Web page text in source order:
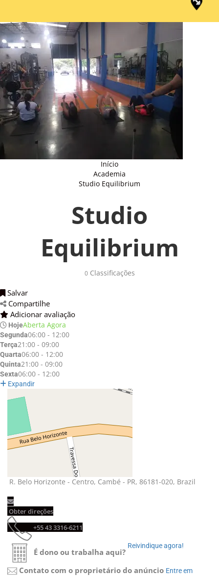
Início
Academia
Studio Equilibrium
Studio
Equilibrium
0Classificações
Salvar
Compartilhe
Adicionar avaliação
HojeAberta Agora
Segunda06:00 - 12:00
Terça21:00 - 09:00
Quarta06:00 - 12:00
Quinta21:00 - 09:00
Sexta06:00 - 12:00
Expandir
R. Belo Horizonte - Centro, Cambé - PR, 86181-020, Brazil
Obter direções
+55 43 3316-6211
É dono ou trabalha aqui?
Reivindique agora!
Contato com o proprietário do anúncio Entre em